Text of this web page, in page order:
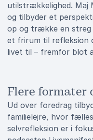
utilstrækkelighed. Maj
og tilbyder et
op og trække en streg
et frirum til refleksion
livet til – fremfor blot
Flere formater
Ud over foredrag
familielejre, hvor
selvrefleksion er i